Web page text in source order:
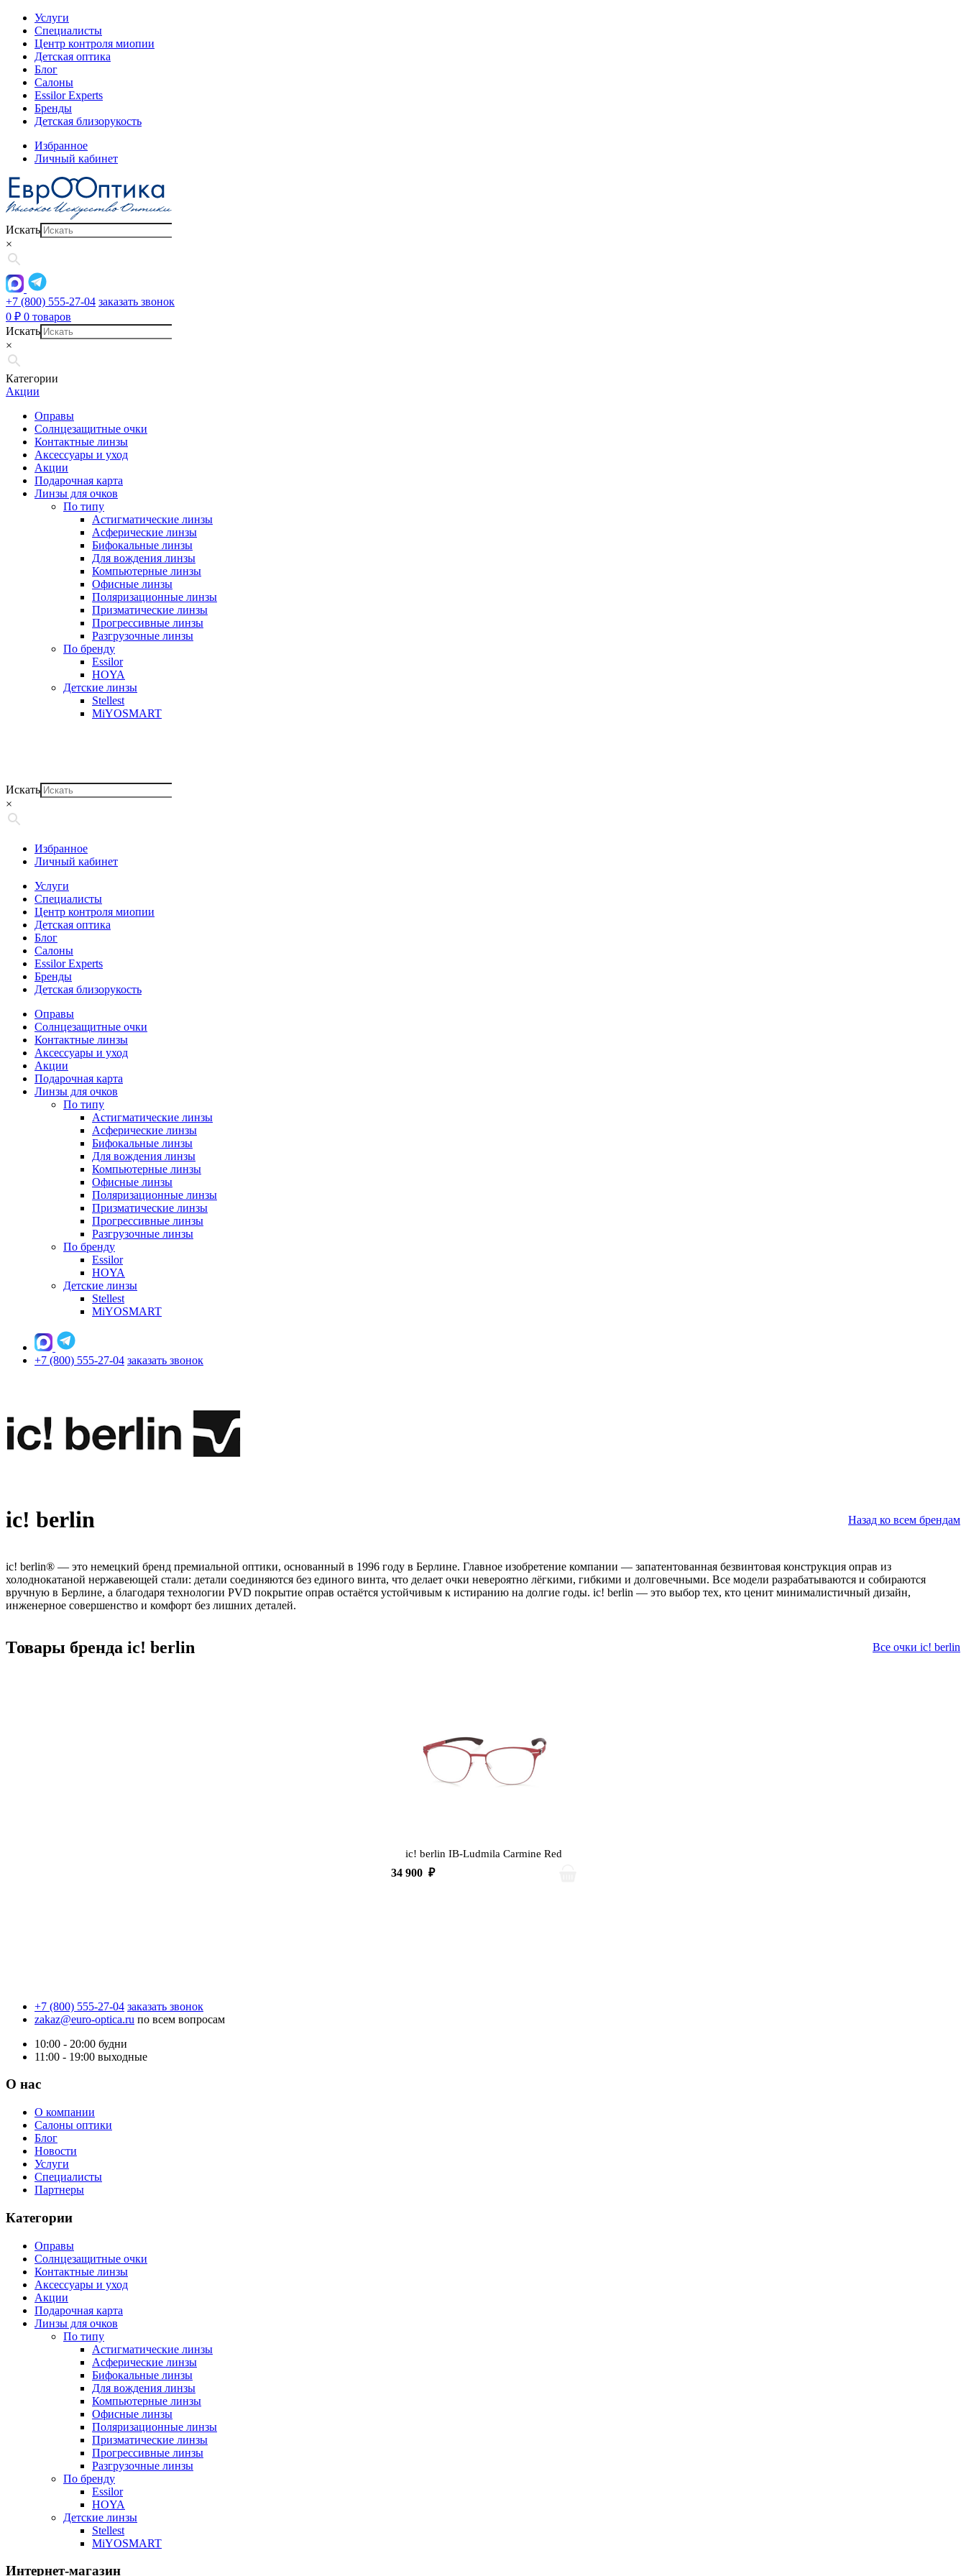
Услуги
Специалисты
Центр контроля миопии
Детская оптика
Блог
Салоны
Essilor Experts
Бренды
Детская близорукость
Избранное
Личный кабинет
Искать
×
+7 (800) 555-27-04 заказать звонок
0 ₽ 0 товаров
Искать
×
Категории
Акции
Оправы
Солнцезащитные очки
Контактные линзы
Аксессуары и уход
Акции
Подарочная карта
Линзы для очков
По типу
Астигматические линзы
Асферические линзы
Бифокальные линзы
Для вождения линзы
Компьютерные линзы
Офисные линзы
Поляризационные линзы
Призматические линзы
Прогрессивные линзы
Разгрузочные линзы
По бренду
Essilor
HOYA
Детские линзы
Stellest
MiYOSMART
Искать
×
Избранное
Личный кабинет
Услуги
Специалисты
Центр контроля миопии
Детская оптика
Блог
Салоны
Essilor Experts
Бренды
Детская близорукость
Оправы
Солнцезащитные очки
Контактные линзы
Аксессуары и уход
Акции
Подарочная карта
Линзы для очков
По типу
Астигматические линзы
Асферические линзы
Бифокальные линзы
Для вождения линзы
Компьютерные линзы
Офисные линзы
Поляризационные линзы
Призматические линзы
Прогрессивные линзы
Разгрузочные линзы
По бренду
Essilor
HOYA
Детские линзы
Stellest
MiYOSMART
+7 (800) 555-27-04 заказать звонок
ic! berlin Назад ко всем брендам
ic! berlin® — это немецкий бренд премиальной оптики, основанный в 1996 году в Берлине. Главное изобретение компании — запатентованная безвинтовая конструкция оправ из
холоднокатаной нержавеющей стали: детали соединяются без единого винта, что делает очки невероятно лёгкими, гибкими и долговечными. Все модели разрабатываются и собираются
вручную в Берлине, а благодаря технологии PVD покрытие оправ остаётся устойчивым к истиранию на долгие годы. ic! berlin — это выбор тех, кто ценит минималистичный дизайн,
инженерное совершенство и комфорт без лишних деталей.
Товары бренда ic! berlin Все очки ic! berlin
ic! berlin IB-Ludmila Carmine Red
34 900 ₽
+7 (800) 555-27-04 заказать звонок
zakaz@euro-optica.ru по всем вопросам
10:00 - 20:00 будни
11:00 - 19:00 выходные
О нас
О компании
Салоны оптики
Блог
Новости
Услуги
Специалисты
Партнеры
Категории
Оправы
Солнцезащитные очки
Контактные линзы
Аксессуары и уход
Акции
Подарочная карта
Линзы для очков
По типу
Астигматические линзы
Асферические линзы
Бифокальные линзы
Для вождения линзы
Компьютерные линзы
Офисные линзы
Поляризационные линзы
Призматические линзы
Прогрессивные линзы
Разгрузочные линзы
По бренду
Essilor
HOYA
Детские линзы
Stellest
MiYOSMART
Интернет-магазин